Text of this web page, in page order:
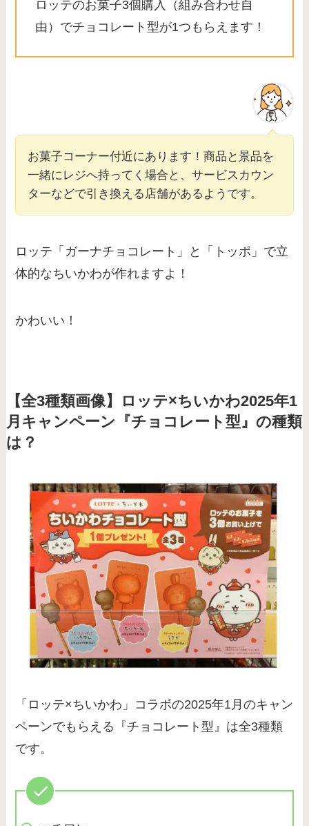
ロッテのお菓子3個購入（組み合わせ自
由）でチョコレート型が1つもらえます！
お菓子コーナー付近にあります！商品と景品を
一緒にレジへ持ってく場合と、サービスカウン
ターなどで引き換える店舗があるようです。
ロッテ「ガーナチョコレート」と「トッポ」で立
体的なちいかわが作れますよ！
かわいい！
【全3種類画像】ロッテ×ちいかわ2025年1
月キャンペーン『チョコレート型』の種類
は？
「ロッテ×ちいかわ」コラボの2025年1月のキャン
ペーンでもらえる『チョコレート型』は全3種類
です。